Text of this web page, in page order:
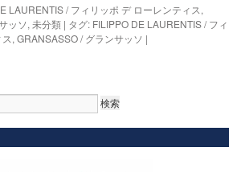
LAURENTIS / フィリッポ デ ローレンティス,
ッソ, 未分類 | タグ: FILIPPO DE LAURENTIS / フィ
, GRANSASSO / グランサッソ |